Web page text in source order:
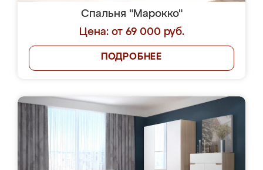
Спальня "Марокко"
Цена: от 69 000 руб.
ПОДРОБНЕЕ